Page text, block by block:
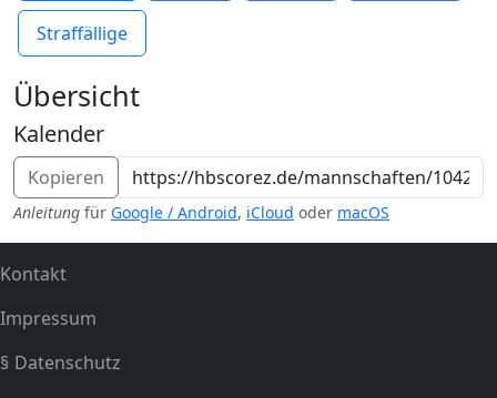
Straffällige
Übersicht
Kalender
Kopieren
Anleitung für Google / Android, iCloud oder macOS
Kontakt
Impressum
Datenschutz